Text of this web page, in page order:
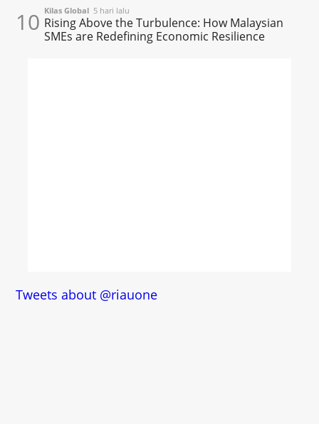
10 Kilas Global 5 hari lalu
Rising Above the Turbulence: How Malaysian
SMEs are Redefining Economic Resilience
Tweets about @riauone